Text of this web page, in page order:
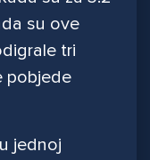
su ove
tri
pobjede
jednoj